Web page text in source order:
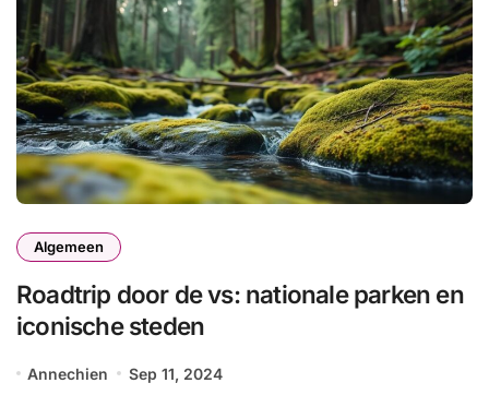
Algemeen
Roadtrip door de vs: nationale parken en
iconische steden
Annechien Sep 11, 2024